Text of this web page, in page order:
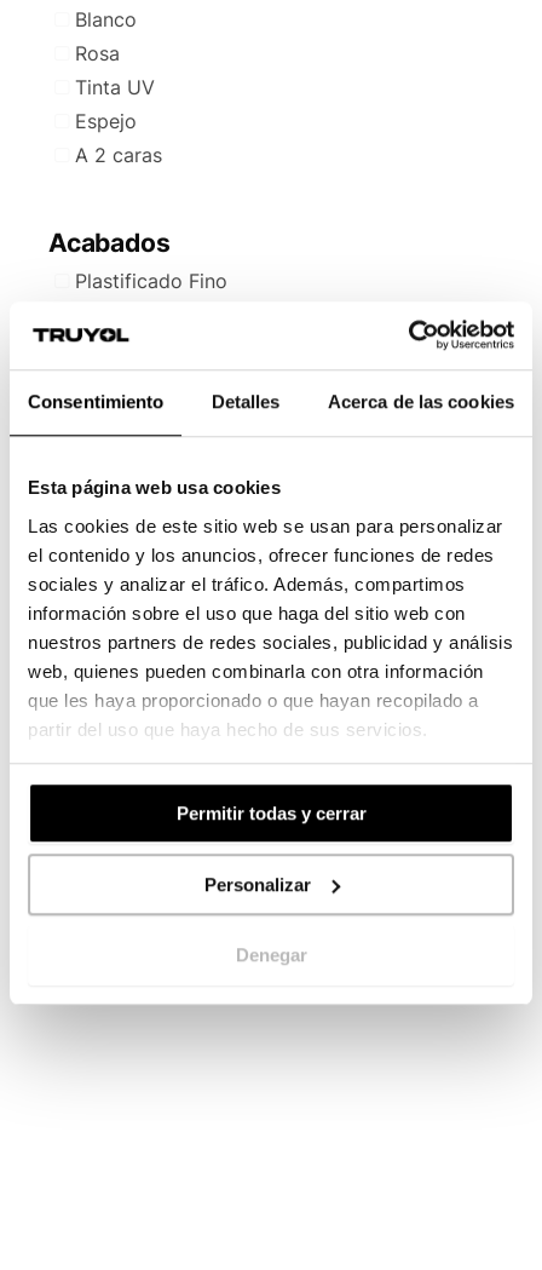
Consentimiento Detalles Acerca de las cookies
Esta página web usa cookies
Las cookies de este sitio web se usan para personalizar
el contenido y los anuncios, ofrecer funciones de redes
sociales y analizar el tráfico. Además, compartimos
información sobre el uso que haga del sitio web con
nuestros partners de redes sociales, publicidad y análisis
web, quienes pueden combinarla con otra información
que les haya proporcionado o que hayan recopilado a
partir del uso que haya hecho de sus servicios.
Permitir todas y cerrar
Personalizar
Denegar
Blanco
Rosa
Tinta UV
Espejo
A 2 caras
Acabados
Plastificado Fino
Barniz
Troquelado
Hendido
Plegado
* El máximo formato abierto y personalizado
podría variar dependiendo de las marcas de
cortes y otros acabados